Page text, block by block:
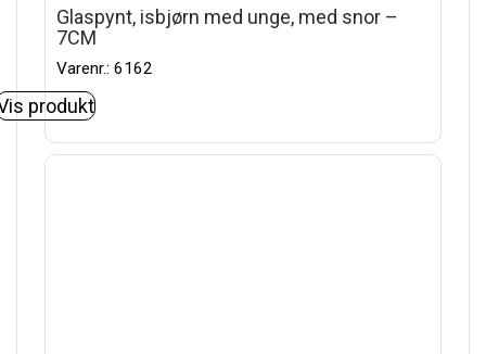
Glaspynt, isbjørn med unge, med snor –
7CM
Varenr.: 6162
produkt